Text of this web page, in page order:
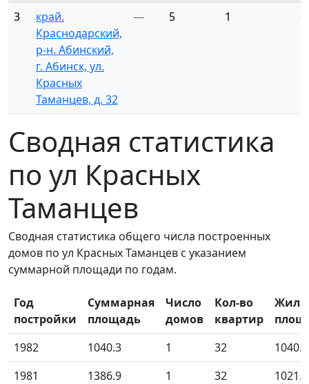
3
край.
Краснодарский,
р-н. Абинский,
г. Абинск, ул.
Красных
Таманцев, д. 32
— 5 1
Сводная статистика
по ул Красных
Таманцев
Сводная статистика общего числа построенных
домов по ул Красных Таманцев с указанием
суммарной площади по годам.
Год
постройки
Суммарная
площадь
Число
домов
Кол-во
квартир
1982
1040.3 1 32
1981
1386.9 1 32